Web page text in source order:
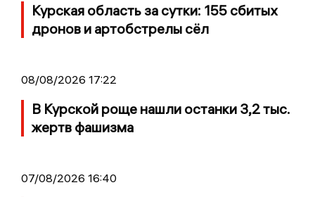
Курская область за сутки: 155 сбитых
дронов и артобстрелы сёл
08/08/2026 17:22
В Курской роще нашли останки 3,2 тыс.
жертв фашизма
07/08/2026 16:40